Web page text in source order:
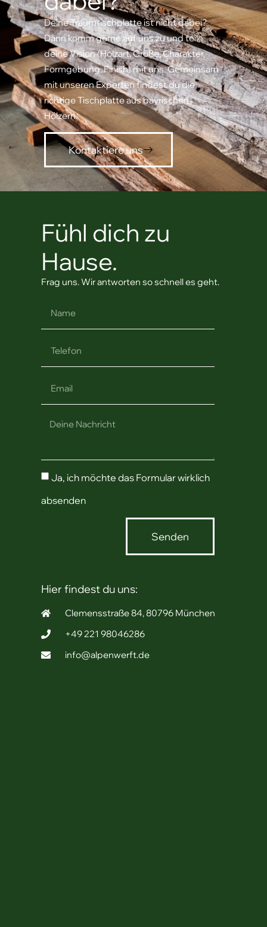
Deine Traumtischplatte ist nicht dabei?
Dann komm gerne auf uns zu und teile
deine Vision (Holzart, Größe, Charakter,
Formgebung, Finish) mit uns. Gemeinsam
mit unseren Experten findest du die
richtige Tischplatte aus bayrischen
Hölzern.
Kontaktiere uns
Fühl dich zu
Hause.
Frag uns. Wir antworten so schnell es geht.
Ja, ich möchte das Formular wirklich
absenden
Senden
Hier findest du uns:
Clemensstraße 84, 80796 München
+49 221 98046286
info@alpenwerft.de